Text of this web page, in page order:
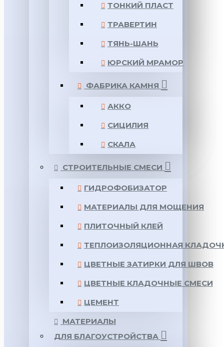
ТОНКИЙ ПЛАСТ
ТРАВЕРТИН
ТЯНЬ-ШАНЬ
ЮРСКИЙ МРАМОР
ФАБРИКА КАМНЯ
АККО
СИЦИЛИЯ
СКАЛА
СТРОИТЕЛЬНЫЕ СМЕСИ
ГИДРОФОБИЗАТОР
МАТЕРИАЛЫ ДЛЯ МОЩЕНИЯ
ПЛИТОЧНЫЙ КЛЕЙ
ТЕПЛОИЗОЛЯЦИОННАЯ
ЦВЕТНЫЕ ЗАТИРКИ ДЛЯ ШВОВ
ЦВЕТНЫЕ КЛАДОЧНЫЕ СМЕСИ
ЦЕМЕНТ
МАТЕРИАЛЫ
ДЛЯ БЛАГОУСТРОЙСТВА